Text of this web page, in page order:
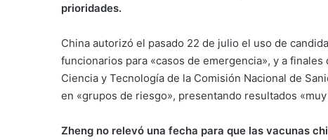
prioridades.
China autorizó el pasado 22 de julio el uso de
funcionarios para «casos de emergencia», y a
Ciencia y Tecnología de la Comisión Nacional de
en «grupos de riesgo», presentando resultados
Zheng no relevó una fecha para que las vacunas